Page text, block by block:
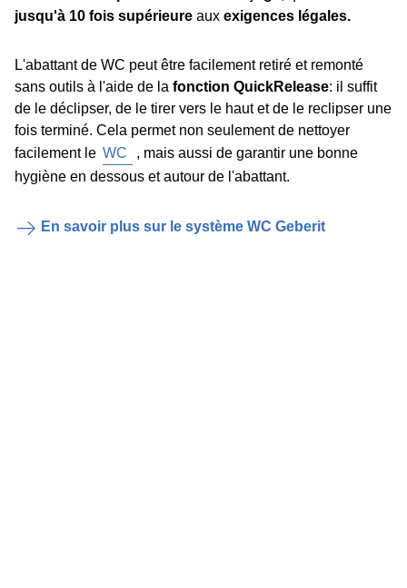
jusqu'à 10 fois supérieure aux exigences légales.
L'abattant de WC peut être facilement retiré et remonté
sans outils à l'aide de la fonction QuickRelease: il suffit
de le déclipser, de le tirer vers le haut et de le reclipser une
fois terminé. Cela permet non seulement de nettoyer
facilement le WC
, mais aussi de garantir une bonne
hygiène en dessous et autour de l'abattant.
En savoir plus sur le système WC Geberit